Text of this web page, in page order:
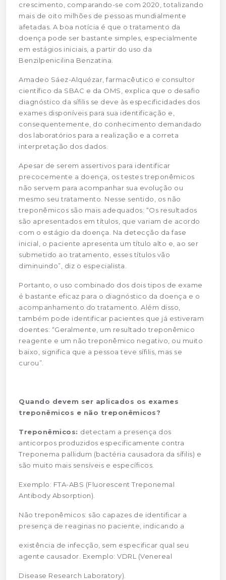
crescimento, comparando-se com 2020, totalizando
mais de oito milhões de pessoas mundialmente
afetadas. A boa notícia é que o tratamento da
doença pode ser bastante simples, especialmente
em estágios iniciais, a partir do uso da
Benzilpenicilina Benzatina.
Amadeo Sáez-Alquézar, farmacêutico e consultor
científico da SBAC e da OMS, explica que o desafio
diagnóstico da sífilis se deve às especificidades dos
exames disponíveis para sua identificação e,
consequentemente, do conhecimento demandado
dos laboratórios para a realização e a correta
interpretação dos dados.
Apesar de serem assertivos para identificar
precocemente a doença, os testes treponêmicos
não servem para acompanhar sua evolução ou
mesmo seu tratamento. Nesse sentido, os não
treponêmicos são mais adequados: “Os resultados
são apresentados em títulos, que variam de acordo
com o estágio da doença. Na detecção da fase
inicial, o paciente apresenta um título alto e, ao ser
submetido ao tratamento, esses títulos vão
diminuindo”, diz o especialista.
Portanto, o uso combinado dos dois tipos de exame
é bastante eficaz para o diagnóstico da doença e o
acompanhamento do tratamento. Além disso,
também pode identificar pacientes que já estiveram
doentes: “Geralmente, um resultado treponêmico
reagente e um não treponêmico negativo, ou muito
baixo, significa que a pessoa teve sífilis, mas se
curou”.
Quando devem ser aplicados os exames
treponêmicos e não treponêmicos?
Treponêmicos: detectam a presença dos
anticorpos produzidos especificamente contra
Treponema pallidum (bactéria causadora da sífilis) e
são muito mais sensíveis e específicos.
Exemplo: FTA-ABS (Fluorescent Treponemal
Antibody Absorption).
Não treponêmicos: são capazes de identificar a
presença de reaginas no paciente, indicando a
existência de infecção, sem especificar qual seu
agente causador. Exemplo: VDRL (Venereal
Disease Research Laboratory).